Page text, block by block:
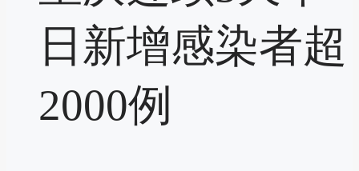
日新增感染者超
2000例